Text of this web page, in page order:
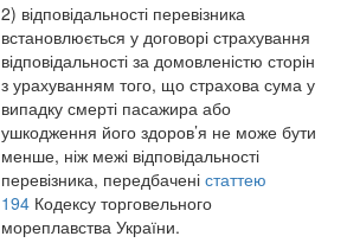
2) відповідальності перевізника
встановлюється у договорі страхування
відповідальності за домовленістю сторін
з урахуванням того, що страхова сума у
випадку смерті пасажира або
ушкодження його здоров’я не може бути
менше, ніж межі відповідальності
перевізника, передбачені статтею
194 Кодексу торговельного
мореплавства України.